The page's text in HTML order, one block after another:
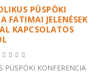
PÜSPÖKI
FATIMAI JELENÉSEK
KAPCSOLATOS
PÜSPÖKI KONFERENCIA